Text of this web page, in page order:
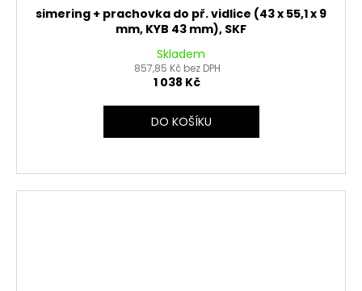
simering + prachovka do př. vidlice (43 x 55,1 x 9
mm, KYB 43 mm), SKF
Skladem
857,85 Kč bez DPH
1 038 Kč
DO KOŠÍKU